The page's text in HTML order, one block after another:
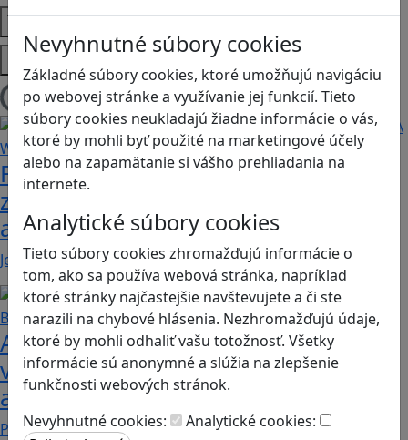
Nevyhnutné súbory cookies
Základné súbory cookies, ktoré umožňujú navigáciu
po webovej stránke a využívanie jej funkcií. Tieto
súbory cookies neukladajú žiadne informácie o vás,
ktoré by mohli byť použité na marketingové účely
alebo na zapamätanie si vášho prehliadania na
internete.
Analytické súbory cookies
Tieto súbory cookies zhromažďujú informácie o
tom, ako sa používa webová stránka, napríklad
ktoré stránky najčastejšie navštevujete a či ste
narazili na chybové hlásenia. Nezhromažďujú údaje,
ktoré by mohli odhaliť vašu totožnosť. Všetky
informácie sú anonymné a slúžia na zlepšenie
funkčnosti webových stránok.
Nevyhnutné cookies:
Analytické cookies:
Témy
Platformy
Načítam blogy
Fotografujte zvieratká, aby ste
zachránili ostrov v Alba: A Wildlife
adventure
Jednoduchá hra, vhodná pre kohokoľvek z rodiny,…
Ako biele krvinky bojujú proti
vírusom a baktériám? Hra Bunky v
akcii je zábavnou lekciou o imunite
Pod názvom Bunky v akcii sa skrýva mobilná akčná…